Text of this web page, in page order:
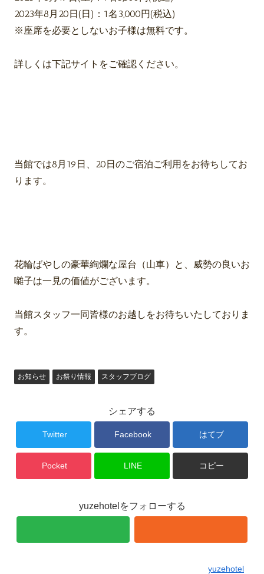
2023年8月20日(日)：1名3,000円(税込)
※座席を必要としないお子様は無料です。
詳しくは下記サイトをご確認ください。
当館では8月19日、20日のご宿泊ご利用をお待ちしてお
ります。
花輪ばやしの豪華絢爛な屋台（山車）と、威勢の良いお
囃子は一見の価値がございます。
当館スタッフ一同皆様のお越しをお待ちいたしておりま
す。
お知らせ お祭り情報 スタッフブログ
シェアする
Twitter Facebook はてブ
Pocket LINE コピー
yuzehotelをフォローする
yuzehotel